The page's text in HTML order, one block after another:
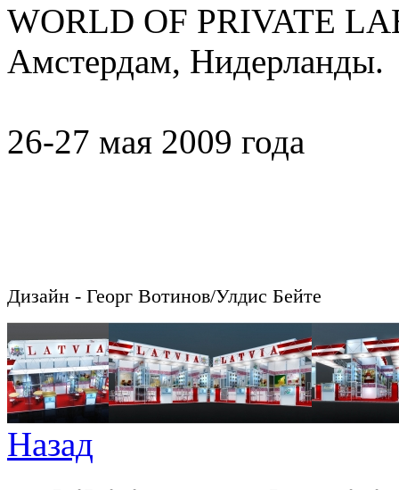
WORLD OF PRIVATE
Амстердам, Нидерланды.
26-27 мая 2009 года
Дизайн - Георг Вотинов/Улдис Бейте
Назад